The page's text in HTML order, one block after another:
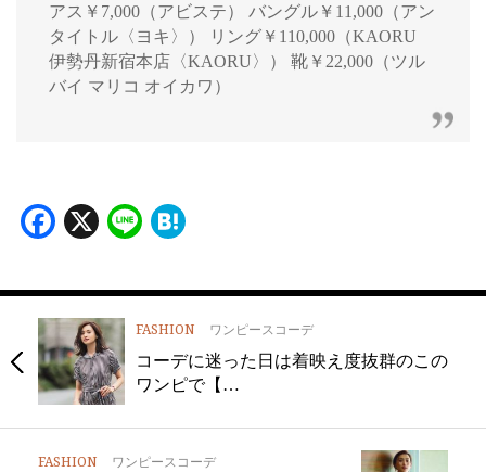
アス￥7,000（アビステ） バングル￥11,000（アン
タイトル〈ヨキ〉） リング￥110,000（KAORU
伊勢丹新宿本店〈KAORU〉） 靴￥22,000（ツル
バイ マリコ オイカワ）
Facebook
X Line
FASHION ワンピースコーデ
コーデに迷った日は着映え度抜群のこの
ワンピで【…
FASHION ワンピースコーデ